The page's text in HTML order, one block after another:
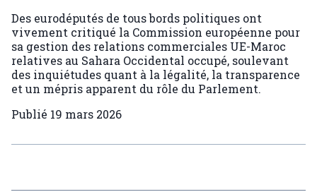
Des eurodéputés de tous bords politiques ont
vivement critiqué la Commission européenne pour
sa gestion des relations commerciales UE-Maroc
relatives au Sahara Occidental occupé, soulevant
des inquiétudes quant à la légalité, la transparence
et un mépris apparent du rôle du Parlement.
Publié 19 mars 2026